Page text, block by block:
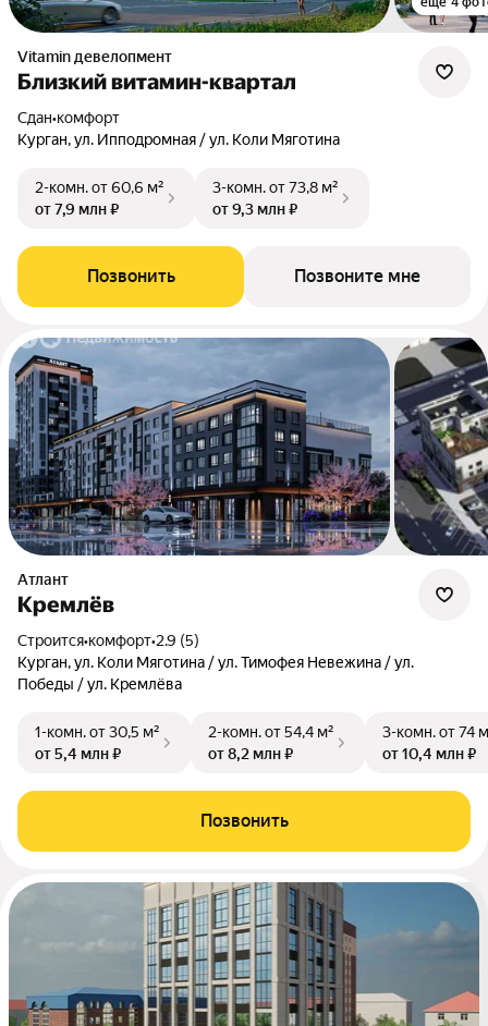
Vitamin девелопмент
Близкий витамин-квартал
Сдан•комфорт
Курган, ул. Ипподромная / ул. Коли Мяготина
2-комн.от 60,6 м²
от 7,9 млн ₽
3-комн.от 73,8 м²
от 9,3 млн ₽
Позвонить Позвоните мне
Атлант
Кремлёв
Строится•комфорт•2.9 (5)
Курган, ул. Коли Мяготина / ул. Тимофея Невежина / ул.
Победы / ул. Кремлёва
1-комн.от 30,5 м²
от 5,4 млн ₽
2-комн.от 54,4 м²
от 8,2 млн ₽
3-комн.от 74
от 10,4 млн ₽
Позвонить